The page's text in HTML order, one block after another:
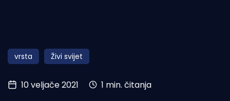
Obala
Otoci
Turizam i nautika
vrsta Živi svijet
10 veljače 2021 1 min. čitanja